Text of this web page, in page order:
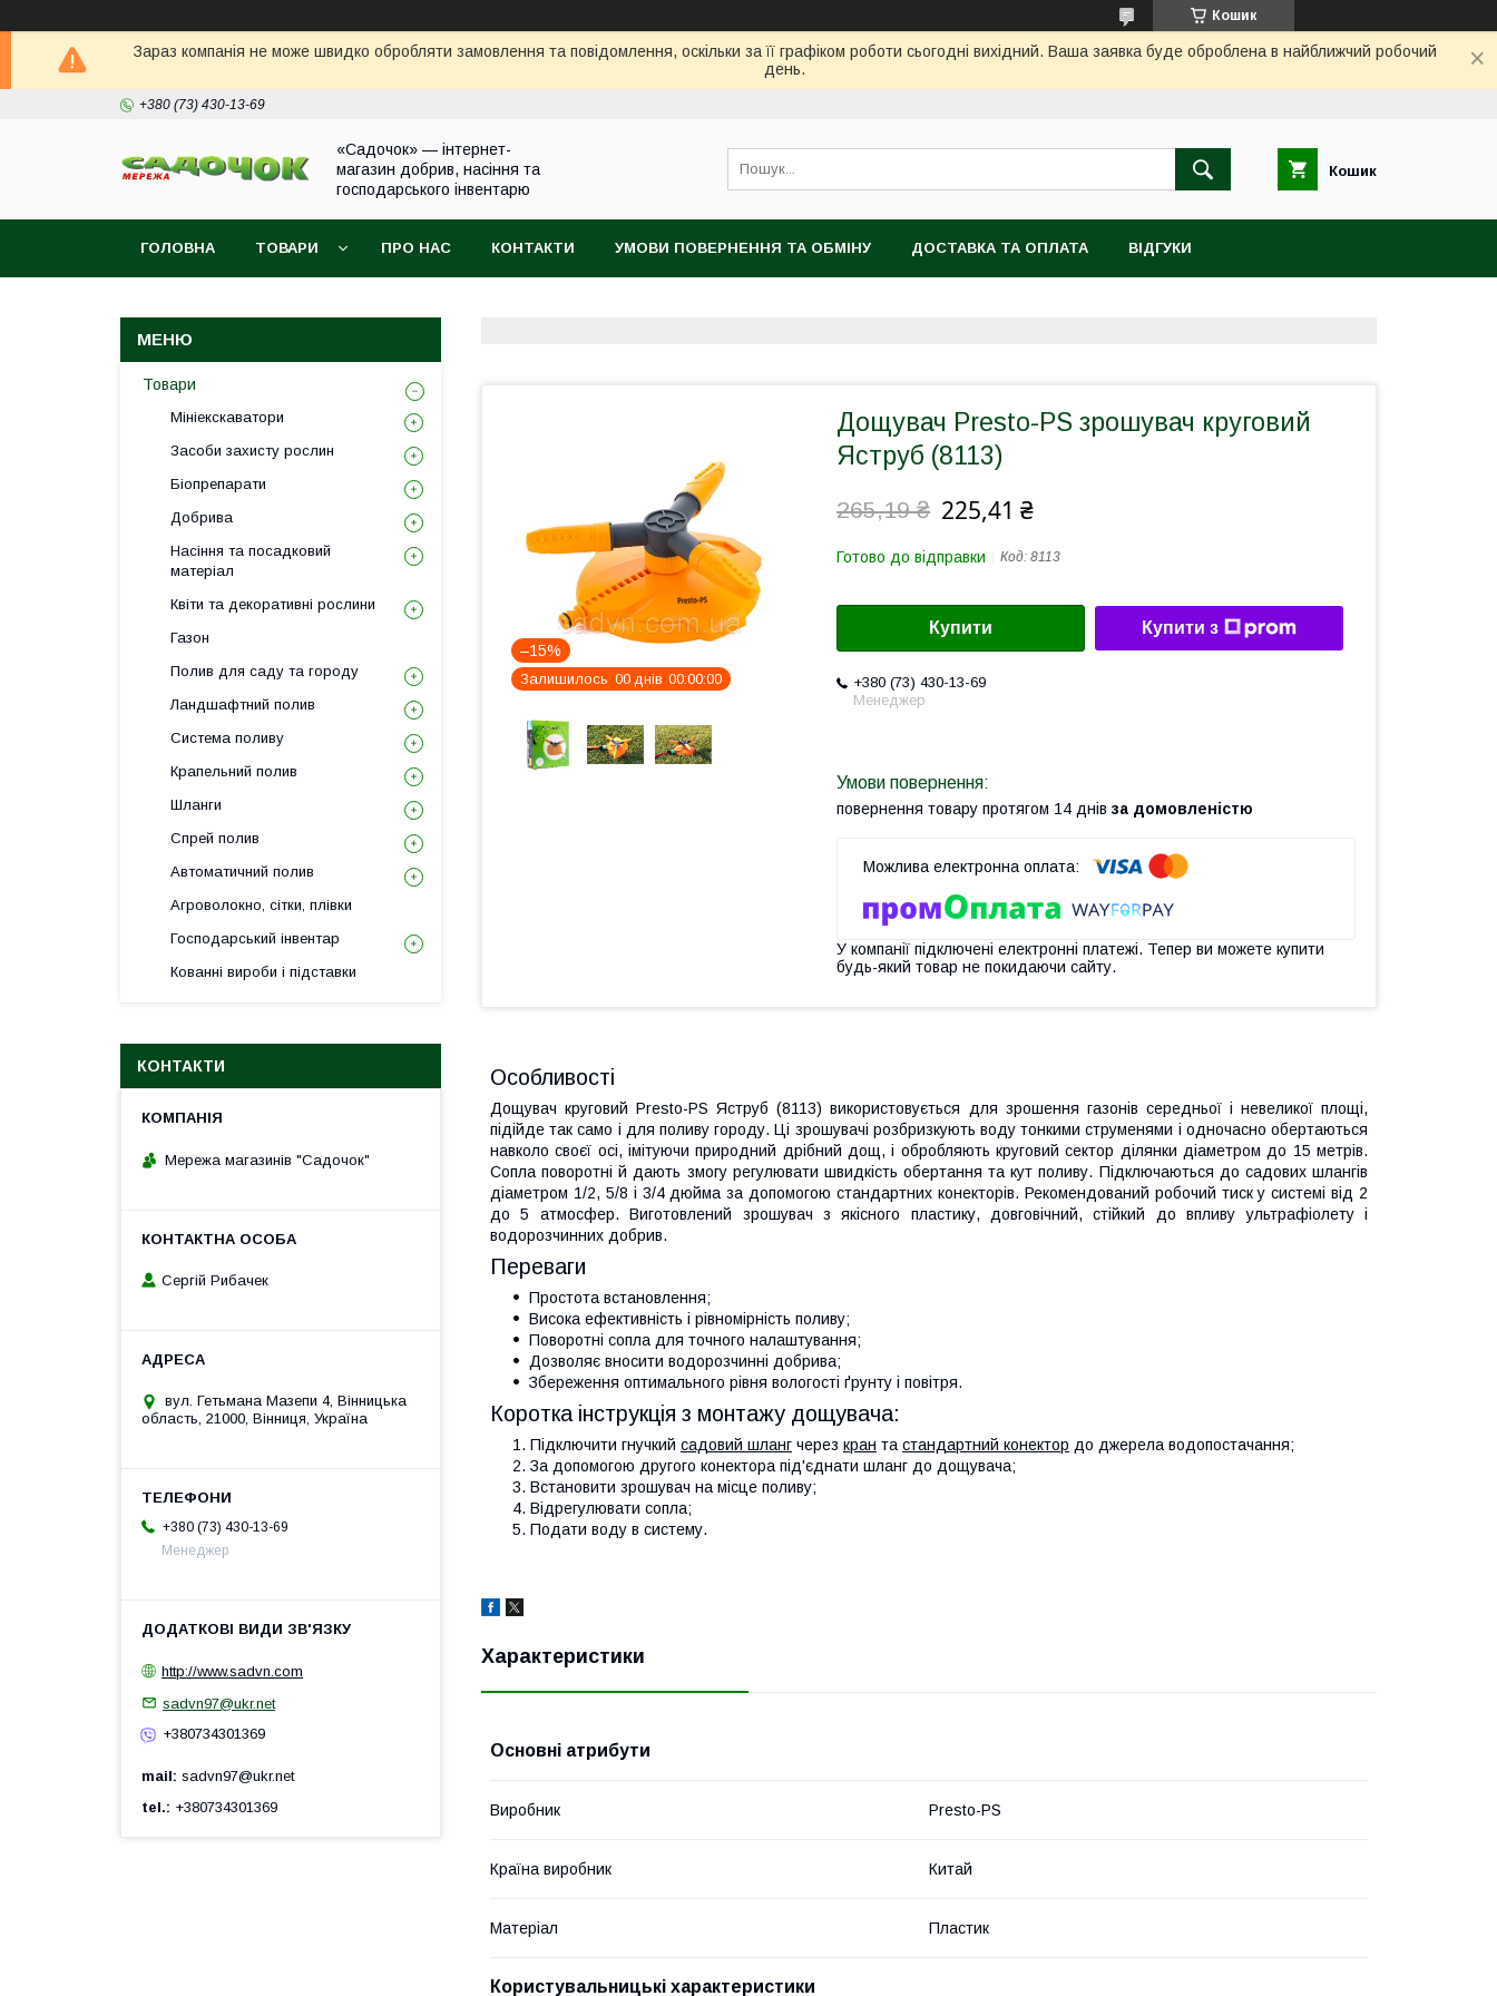
Кошик
Зараз компанія не може швидко обробляти замовлення та повідомлення, оскільки за її графіком роботи сьогодні вихідний. Ваша заявка буде оброблена в найближчий робочий
день.
+380 (73) 430-13-69
«Садочок» — інтернет-
магазин добрив, насіння та
господарського інвентарю
Кошик
ГОЛОВНА ТОВАРИ ПРО НАС КОНТАКТИ УМОВИ ПОВЕРНЕННЯ ТА ОБМІНУ ДОСТАВКА ТА ОПЛАТА ВІДГУКИ
–15%
Залишилось 00 днів 00 00 00
Дощувач Presto-PS зрошувач круговий
Яструб (8113)
265,19 ₴ 225,41 ₴
Готово до відправки Код: 8113
Купити Купити з
+380 (73) 430-13-69
Менеджер
повернення товару протягом 14 днів за домовленістю
У компанії підключені електронні платежі. Тепер ви можете купити
будь-який товар не покидаючи сайту.
Особливості
Дощувач круговий Presto-PS Яструб (8113) використовується для зрошення газонів середньої і невеликої площі,
підійде так само і для поливу городу. Ці зрошувачі розбризкують воду тонкими струменями і одночасно обертаються
навколо своєї осі, імітуючи природний дрібний дощ, і обробляють круговий сектор ділянки діаметром до 15 метрів.
Сопла поворотні й дають змогу регулювати швидкість обертання та кут поливу. Підключаються до садових шлангів
діаметром 1/2, 5/8 і 3/4 дюйма за допомогою стандартних конекторів. Рекомендований робочий тиск у системі від 2
до 5 атмосфер. Виготовлений зрошувач з якісного пластику, довговічний, стійкий до впливу ультрафіолету і
водорозчинних добрив.
Переваги
Простота встановлення;
Висока ефективність і рівномірність поливу;
Поворотні сопла для точного налаштування;
Дозволяє вносити водорозчинні добрива;
Збереження оптимального рівня вологості ґрунту і повітря.
Коротка інструкція з монтажу дощувача:
Підключити гнучкий садовий шланг через кран та стандартний конектор до джерела водопостачання;
За допомогою другого конектора під'єднати шланг до дощувача;
Встановити зрошувач на місце поливу;
Відрегулювати сопла;
Подати воду в систему.
Характеристики
Основні атрибути
Виробник Presto-PS
Країна виробник Китай
Матеріал Пластик
Користувальницькі характеристики
Товари
Мініекскаватори
Засоби захисту рослин
Біопрепарати
Добрива
Насіння та посадковий
матеріал
Квіти та декоративні рослини
Газон
Полив для саду та городу
Ландшафтний полив
Система поливу
Крапельний полив
Шланги
Спрей полив
Автоматичний полив
Агроволокно, сітки, плівки
Господарський інвентар
Кованні вироби і підставки
КОНТАКТИ
Мережа магазинів "Садочок"
Сергій Рибачек
вул. Гетьмана Мазепи 4, Вінницька
область, 21000, Вінниця, Україна
+380 (73) 430-13-69
Менеджер
http://www.sadvn.com
sadvn97@ukr.net
+380734301369
mail sadvn97@ukr.net
tel.
+380734301369